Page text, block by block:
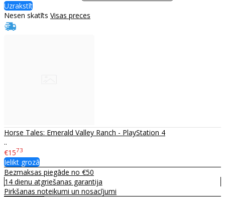
Uzrakstīt
Nesen skatīts Visas preces
Horse Tales: Emerald Valley Ranch - PlayStation 4
..
€1573
Ielikt grozā
Bezmaksas piegāde no €50
14 dienu atgriešanas garantija
Pirkšanas noteikumi un nosacījumi